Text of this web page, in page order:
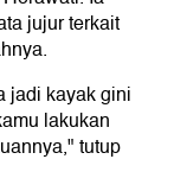
jujur terkait
jadi kayak gini
lakukan
tutup